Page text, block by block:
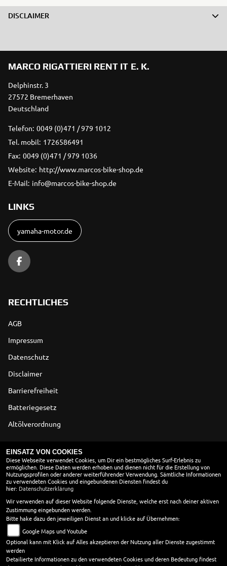
DISCLAIMER
MARCO RIGATTIERI RENT IT E. K.
Delphinstr. 3
27572 Bremerhaven
Deutschland
Telefon: 0049 (0)471 / 979 1012
Tel. mobil: 1726586491
Fax: 0049 (0)471 / 979 1036
Website: http://www.marcos-bike-shop.de
E-Mail: info@marcos-bike-shop.de
LINKS
yamaha-motor.de
RECHTLICHES
AGB
Impressum
Datenschutz
Disclaimer
Barrierefreiheit
Batteriegesetz
Altölverordnung
ÖFFNUNGSZEITEN
Montag:
10:00 - 18:00
Dienstag:
10:00 - 18:00
Mittwoch:
10:00 - 18:00
Donnerstag:
10:00 - 18:00
Freitag:
10:00 - 18:00
Samstag:
10:00 - 13:00
Sonntag:
geschlossen
in den Wintermonaten vom 01. 11 - 28.02. öffnen wir erst
um 10 Uhr.
EINSATZ VON COOKIES
Diese Webseite verwendet Cookies, um Dir ein bestmögliches Surf-Erlebnis zu
ermöglichen. Diese Daten werden erhoben und dienen nicht für die Erstellung von
Nutzungsprofilen oder anderer weiterführender Verwendung. Sämtliche Informationen
zu verwendeten Cookies und eingebundenen Diensten findest du
hier: Datenschutzerklärung
Wir verwenden auf dieser Website folgende Dienste, welche erst nach deiner aktiven
Zustimmung eingebunden werden.
Bitte hake dazu den jeweiligen Dienst an und klicke auf Übernehmen:
Google Maps und Youtube
Optional kann mit Klick auf Alles akzeptieren der Nutzung aller Dienste zugestimmt
werden
Detailierte Informationen zu den verwendeten Cookies und deren Bedeutung findest